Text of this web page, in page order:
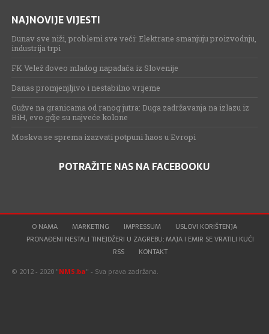
NAJNOVIJE VIJESTI
Dunav sve niži, problemi sve veći: Elektrane smanjuju proizvodnju,
industrija trpi
FK Velež doveo mladog napadača iz Slovenije
Danas promjenjljivo i nestabilno vrijeme
Gužve na granicama od ranog jutra: Duga zadržavanja na izlazu iz
BiH, evo gdje su najveće kolone
Moskva se sprema izazvati potpuni haos u Evropi
POTRAŽITE NAS NA FACEBOOKU
O NAMA MARKETING IMPRESSUM
USLOVI KORIŠTENJA
PRONAĐENI NESTALI TINEJDŽERI U ZAGREBU: MAJA I EMIR SE VRATILI KUĆI
RSS
KONTAKT
© 2012 - 2020 "NMS.ba" - Sva prava zadržana.